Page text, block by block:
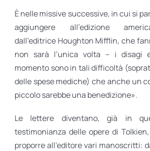
È nelle missive successive, in cui si
aggiungere all’edizione
dall’editrice Houghton Mifflin, che
non sarà l’unica volta – i disagi
momento sono in tali difficoltà
delle spese mediche) che anche un
piccolo sarebbe una benedizione».
Le lettere diventano, già in
testimonianza delle opere di
proporre all’editore vari manoscritti: